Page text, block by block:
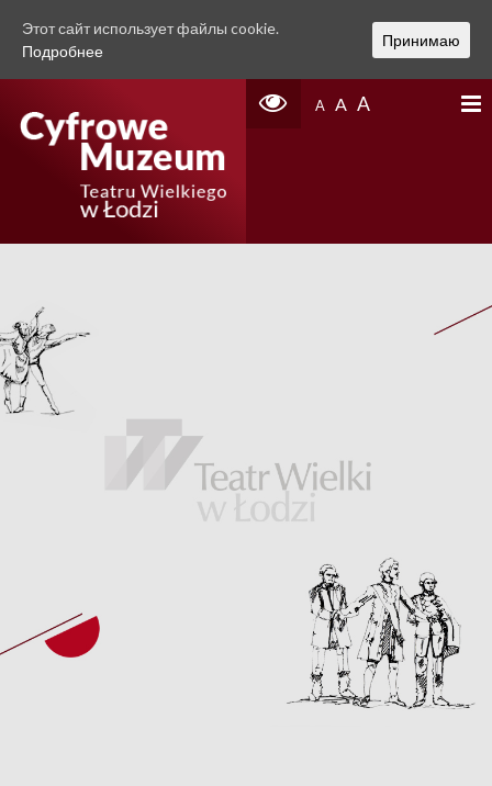
A A A
Этот сайт использует файлы cookie.
Подробнее
Принимаю